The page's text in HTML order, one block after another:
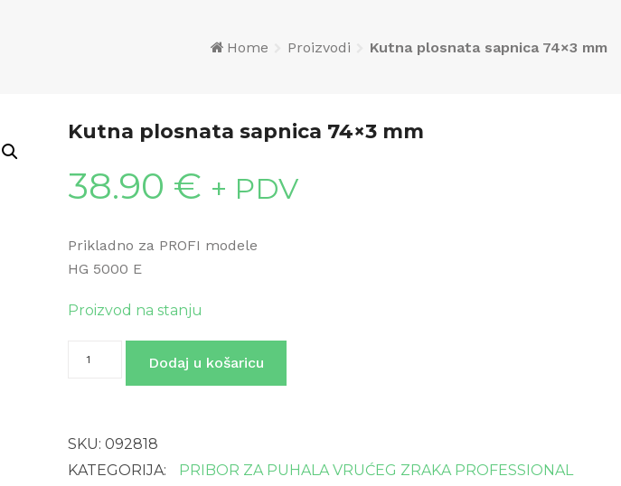
Home Proizvodi Kutna plosnata sapnica 74×3 mm
Kutna plosnata sapnica 74×3 mm
38.90 € + PDV
Prikladno za PROFI modele
HG 5000 E
Proizvod na stanju
plosnata
Dodaj u košaricu
SKU:092818
KATEGORIJA:
PRIBOR ZA PUHALA VRUĆEG ZRAKA PROFESSIONAL